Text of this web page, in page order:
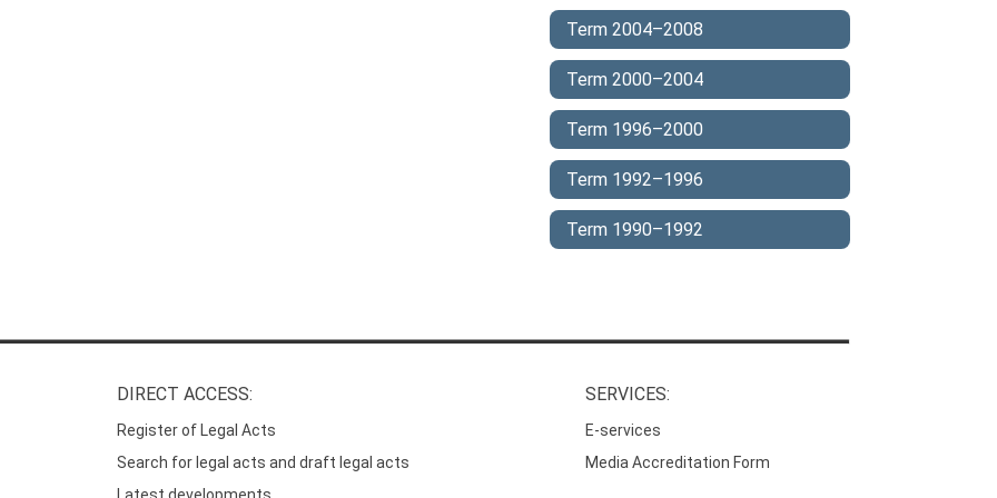
Term 2004–2008
Term 2000–2004
Term 1996–2000
Term 1992–1996
Term 1990–1992
DIRECT ACCESS:
Register of Legal Acts
Search for legal acts and draft legal acts
SERVICES:
E-services
Media Accreditation Form